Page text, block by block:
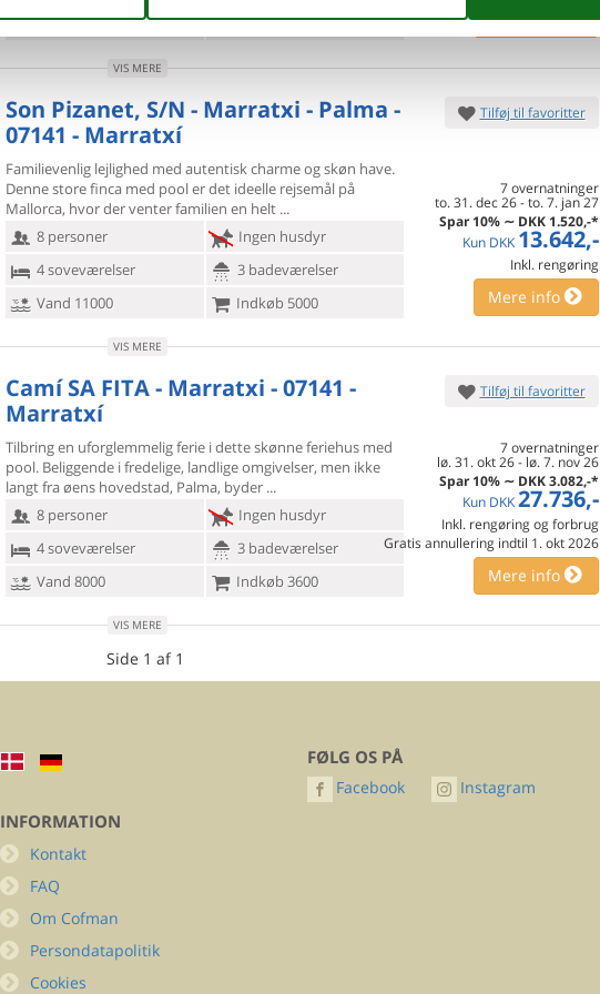
Vand 17406
Indkøb 2184 Mere info
VIS MERE
Son Pizanet, S/N - Marratxi - Palma -
07141 - Marratxí
Familievenlig lejlighed med autentisk charme og skøn have.
Denne store finca med pool er det ideelle rejsemål på
Mallorca, hvor der venter familien en helt
8 personer
Ingen husdyr
4 soveværelser
3 badeværelser
Vand 11000
Indkøb 5000
Tilføj til favoritter
7 overnatninger
to. 31. dec 26-to. 7. jan 27
Spar 10% ∼ DKK 1.520,-*
Kun DKK 13.642,-
Inkl. rengøring
Mere info
VIS MERE
Camí SA FITA - Marratxi - 07141 -
Marratxí
Tilbring en uforglemmelig ferie i dette skønne feriehus med
pool. Beliggende ifredelige, landlige omgivelser, men ikke
langt fra øens hovedstad, Palma, byder
8 personer
Ingen husdyr
4 soveværelser
3 badeværelser
Vand 8000
Indkøb 3600
Tilføj til favoritter
7 overnatninger
lø. 31. okt 26- lø. 7. nov 26
Spar 10% ∼ DKK 3.082,-*
Kun DKK 27.736,-
Inkl. rengøring og forbrug
Gratis annullering indtil 1. okt 2026
Mere info
VIS MERE
Side 1 af 1
INFORMATION
Kontakt
FAQ
Om Cofman
Persondatapolitik
Cookies
FØLG OS PÅ
Facebook Instagram